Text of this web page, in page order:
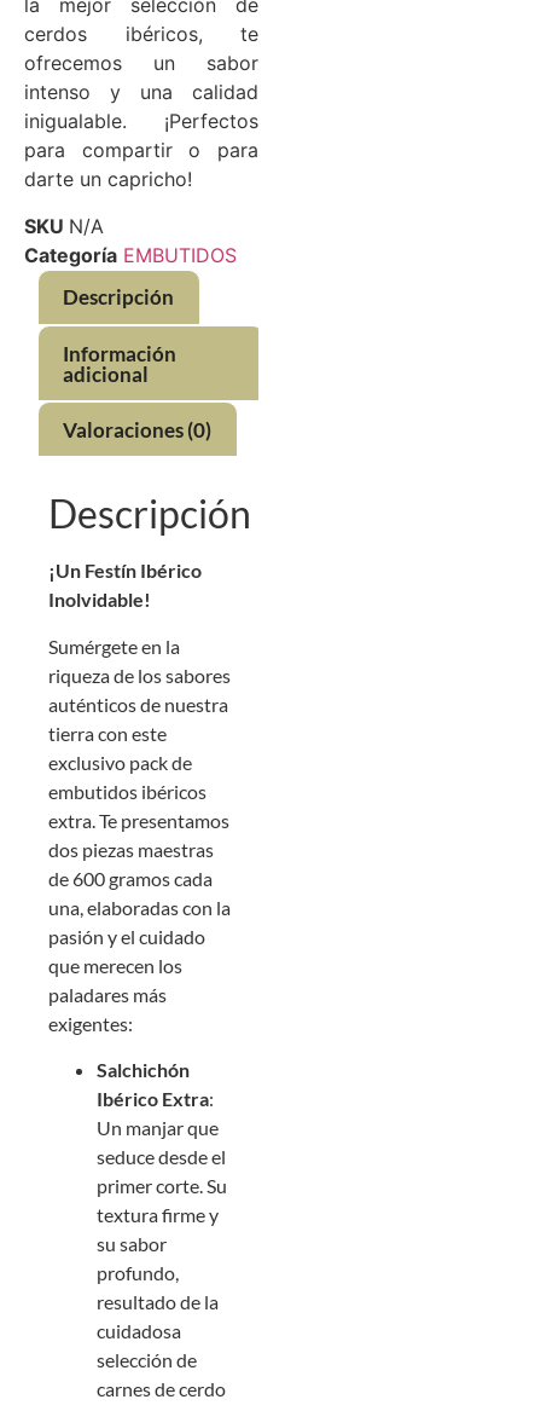
la mejor selección de
cerdos ibéricos, te
ofrecemos un sabor
intenso y una calidad
inigualable. ¡Perfectos
para compartir o para
darte un capricho!
SKU N/A
Categoría EMBUTIDOS
Descripción
Información
adicional
Valoraciones (0)
Descripción
¡Un Festín Ibérico
Inolvidable!
Sumérgete en la
riqueza de los sabores
auténticos de nuestra
tierra con este
exclusivo pack de
embutidos ibéricos
extra. Te presentamos
dos piezas maestras
de 600 gramos cada
una, elaboradas con la
pasión y el cuidado
que merecen los
paladares más
exigentes:
Salchichón
Ibérico Extra:
Un manjar que
seduce desde el
primer corte. Su
textura firme y
su sabor
profundo,
resultado de la
cuidadosa
selección de
carnes de cerdo